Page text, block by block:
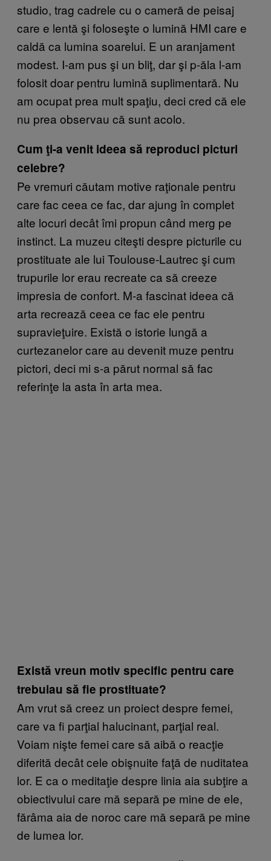
studio, trag cadrele cu o cameră de peisaj
care e lentă şi foloseşte o lumină HMI care e
caldă ca lumina soarelui. E un aranjament
modest. I-am pus şi un bliţ, dar şi p-ăla l-am
folosit doar pentru lumină suplimentară. Nu
am ocupat prea mult spaţiu, deci cred că ele
nu prea observau că sunt acolo.
Cum ţi-a venit ideea să reproduci picturi
celebre?
Pe vremuri căutam motive raţionale pentru
care fac ceea ce fac, dar ajung în complet
alte locuri decât îmi propun când merg pe
instinct. La muzeu citeşti despre picturile cu
prostituate ale lui Toulouse-Lautrec şi cum
trupurile lor erau recreate ca să creeze
impresia de confort. M-a fascinat ideea că
arta recrează ceea ce fac ele pentru
supravieţuire. Există o istorie lungă a
curtezanelor care au devenit muze pentru
pictori, deci mi s-a părut normal să fac
referinţe la asta în arta mea.
Există vreun motiv specific pentru care
trebuiau să fie prostituate?
Am vrut să creez un proiect despre femei,
care va fi parţial halucinant, parţial real.
Voiam nişte femei care să aibă o reacţie
diferită decât cele obişnuite faţă de nuditatea
lor. E ca o meditaţie despre linia aia subţire a
obiectivului care mă separă pe mine de ele,
fărâma aia de noroc care mă separă pe mine
de lumea lor.